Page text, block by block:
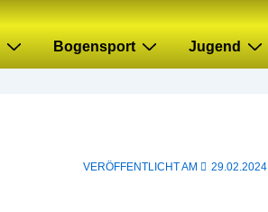
Bogensport Jugend
VERÖFFENTLICHT AM 29.02.2024